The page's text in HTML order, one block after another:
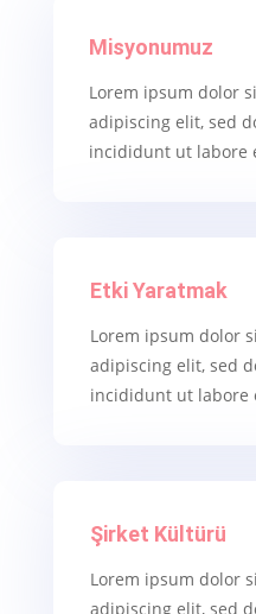
Misyonumuz
Lorem ipsum dolor
adipiscing elit, sed
incididunt ut labore
Etki Yaratmak
Lorem ipsum dolor
adipiscing elit, sed
incididunt ut labore
Şirket Kültürü
Lorem ipsum dolor
adipiscing elit, sed